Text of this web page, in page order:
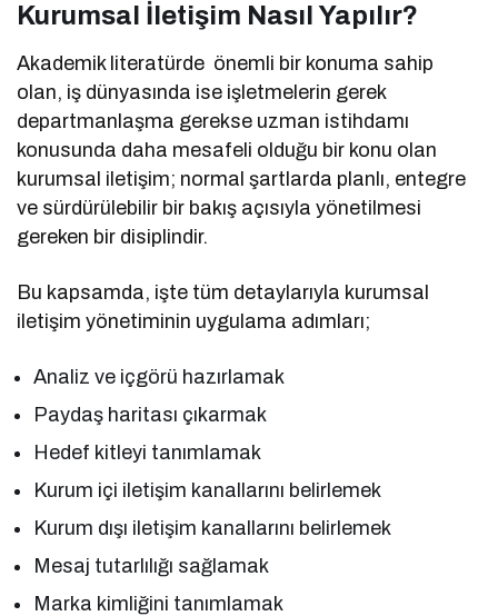
Kurumsal İletişim Nasıl Yapılır?
Akademik literatürde önemli bir konuma sahip
olan, iş dünyasında ise işletmelerin gerek
departmanlaşma gerekse uzman istihdamı
konusunda daha mesafeli olduğu bir konu olan
kurumsal iletişim; normal şartlarda planlı, entegre
ve sürdürülebilir bir bakış açısıyla yönetilmesi
gereken bir disiplindir.
Bu kapsamda, işte tüm detaylarıyla kurumsal
iletişim yönetiminin uygulama adımları;
Analiz ve içgörü hazırlamak
Paydaş haritası çıkarmak
Hedef kitleyi tanımlamak
Kurum içi iletişim kanallarını belirlemek
Kurum dışı iletişim kanallarını belirlemek
Mesaj tutarlılığı sağlamak
Marka kimliğini tanımlamak